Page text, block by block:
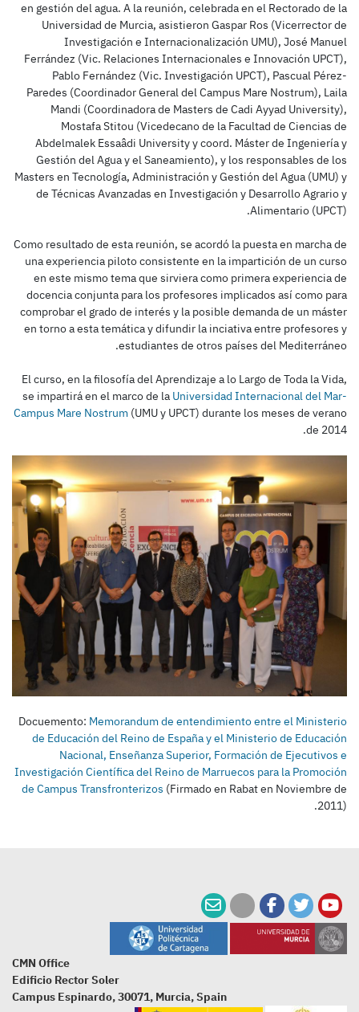
en gestión del agua. A la reunión, celebrada en el Rectorado de la
Universidad de Murcia, asistieron Gaspar Ros (Vicerrector de
Investigación e Internacionalización UMU), José Manuel
Ferrández (Vic. Relaciones Internacionales e Innovación UPCT),
Pablo Fernández (Vic. Investigación UPCT), Pascual Pérez-
Paredes (Coordinador General del Campus Mare Nostrum), Laila
Mandi (Coordinadora de Masters de Cadi Ayyad University),
Mostafa Stitou (Vicedecano de la Facultad de Ciencias de
Abdelmalek Essaâdi University y coord. Máster de Ingeniería y
Gestión del Agua y el Saneamiento), y los responsables de los
Masters en Tecnología, Administración y Gestión del Agua (UMU) y
de Técnicas Avanzadas en Investigación y Desarrollo Agrario y
Alimentario (UPCT).
Como resultado de esta reunión, se acordó la puesta en marcha de
una experiencia piloto consistente en la impartición de un curso
en este mismo tema que sirviera como primera experiencia de
docencia conjunta para los profesores implicados así como para
comprobar el grado de interés y la posible demanda de un máster
en torno a esta temática y difundir la inciativa entre profesores y
estudiantes de otros países del Mediterráneo.
El curso, en la filosofía del Aprendizaje a lo Largo de Toda la Vida,
se impartirá en el marco de la Universidad Internacional del Mar-
Campus Mare Nostrum (UMU y UPCT) durante los meses de verano
de 2014.
Docuemento: Memorandum de entendimiento entre el Ministerio
de Educación del Reino de España y el Ministerio de Educación
Nacional, Enseñanza Superior, Formación de Ejecutivos e
Investigación Científica del Reino de Marruecos para la Promoción
de Campus Transfronterizos (Firmado en Rabat en Noviembre de
2011).
CMN Office
Edificio Rector Soler
Campus Espinardo, 30071, Murcia, Spain